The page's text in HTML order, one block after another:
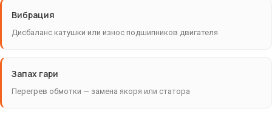
Вибрация
Дисбаланс катушки или износ подшипников двигателя
Запах гари
Перегрев обмотки — замена якоря или статора